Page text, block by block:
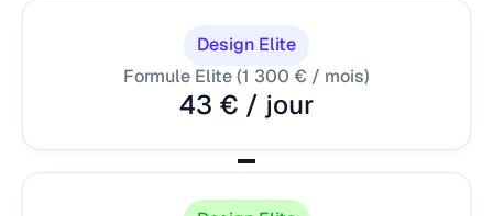
Design Elite
Formule Elite (1 300 € / mois)
43 € / jour